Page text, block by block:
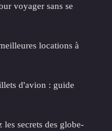
voyager sans se
locations à
d'avion : guide
les secrets des globe-